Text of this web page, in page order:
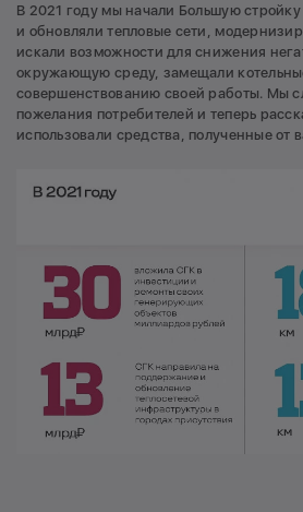
3 Новосибирская область
4 Кемеровская область
Алтайский край
В 2021 году мы начали Большую
и обновляли тепловые сети,
искали возможности для снижения
окружающую среду, замещали
совершенствованию своей работы. Мы
пожелания потребителей и теперь
использовали средства, полученные от